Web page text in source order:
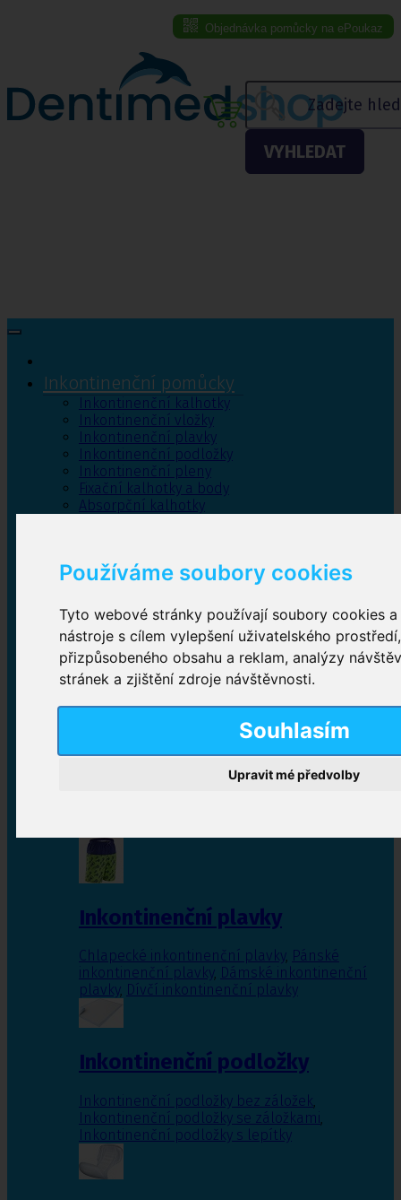
Používáme soubory cookies
Tyto webové stránky používají soubory cookies
nástroje s cílem vylepšení uživatelského
přizpůsobeného obsahu a reklam, analýzy
stránek a zjištění zdroje návštěvnosti.
Souhlasím
Upravit mé předvolby
Objednávka pomůcky na ePoukaz
VYHLEDAT
Inkontinenční pomůcky
Inkontinenční kalhotky
Inkontinenční vložky
Inkontinenční plavky
Inkontinenční podložky
Inkontinenční pleny
Fixační kalhotky a body
Absorpční kalhotky
Inkontinenční kalhotky
Plenkové kalhotky navlékací,Plenkové kalhotky
zalepovací,Inkontinenční kalhotky dámské
Inkontinenční vložky
Inkontinenční plavky
Chlapecké inkontinenční plavky, Pánské
inkontinenční plavky, Dámské inkontinenční
plavky, Dívčí inkontinenční plavky
Inkontinenční podložky
Inkontinenční podložky bez záložek,
Inkontinenční podložky se záložkami,
Inkontinenční podložky s lepítky